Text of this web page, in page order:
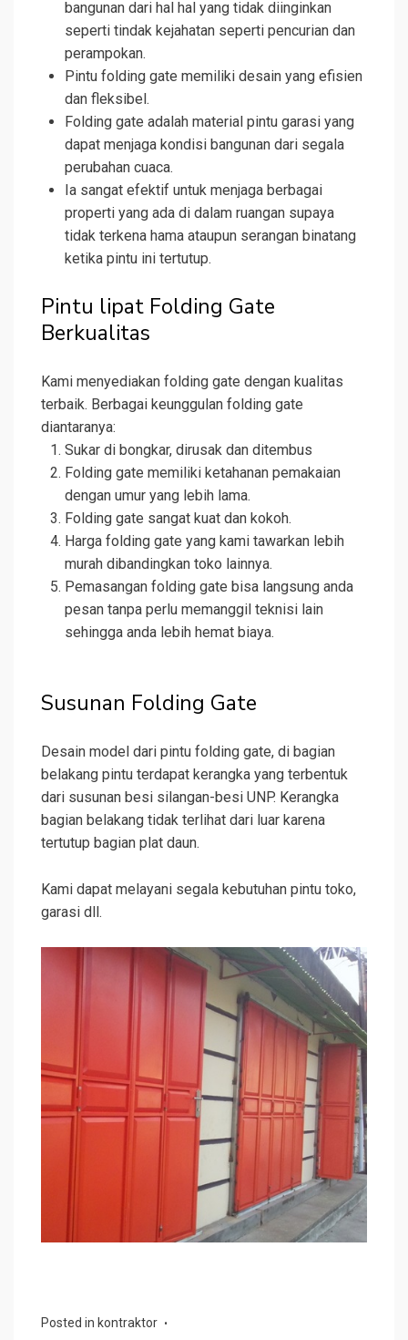
bangunan dari hal hal yang tidak diinginkan
seperti tindak kejahatan seperti pencurian dan
perampokan.
Pintu folding gate memiliki desain yang efisien
dan fleksibel.
Folding gate adalah material pintu garasi yang
dapat menjaga kondisi bangunan dari segala
perubahan cuaca.
Ia sangat efektif untuk menjaga berbagai
properti yang ada di dalam ruangan supaya
tidak terkena hama ataupun serangan binatang
ketika pintu ini tertutup.
Pintu lipat Folding Gate
Berkualitas
Kami menyediakan folding gate dengan kualitas
terbaik. Berbagai keunggulan folding gate
diantaranya:
Sukar di bongkar, dirusak dan ditembus
Folding gate memiliki ketahanan pemakaian
dengan umur yang lebih lama.
Folding gate sangat kuat dan kokoh.
Harga folding gate yang kami tawarkan lebih
murah dibandingkan toko lainnya.
Pemasangan folding gate bisa langsung anda
pesan tanpa perlu memanggil teknisi lain
sehingga anda lebih hemat biaya.
Susunan Folding Gate
Desain model dari pintu folding gate, di bagian
belakang pintu terdapat kerangka yang terbentuk
dari susunan besi silangan-besi UNP. Kerangka
bagian belakang tidak terlihat dari luar karena
tertutup bagian plat daun.
Kami dapat melayani segala kebutuhan pintu toko,
garasi dll.
Posted in kontraktor